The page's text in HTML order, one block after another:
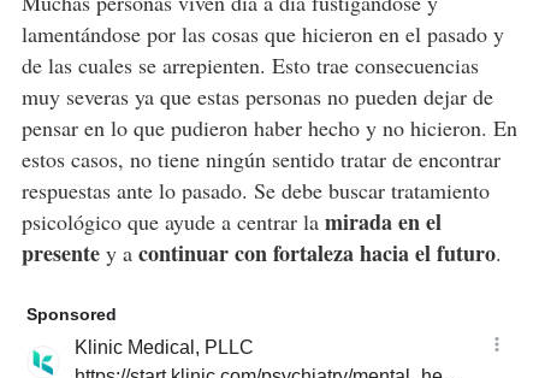
lamentándose por las cosas que hicieron en el pasado y
de las cuales se arrepienten. Esto trae consecuencias
muy severas ya que estas personas no pueden dejar de
pensar en lo que pudieron haber hecho y no hicieron. En
estos casos, no tiene ningún sentido tratar de encontrar
respuestas ante lo pasado. Se debe buscar tratamiento
psicológico que ayude a centrar la mirada en el
presentey a continuar con fortaleza hacia el futuro.